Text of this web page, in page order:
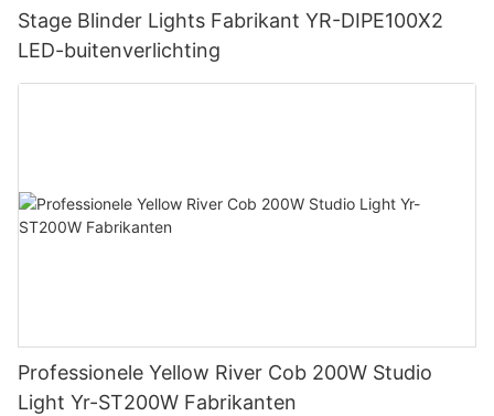
Stage Blinder Lights Fabrikant YR-DIPE100X2
LED-buitenverlichting
Professionele Yellow River Cob 200W Studio
Light Yr-ST200W Fabrikanten